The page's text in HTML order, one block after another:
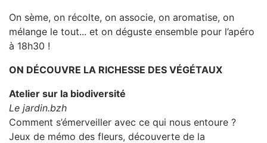
On sème, on récolte, on associe, on aromatise, on
mélange le tout... et on déguste ensemble pour l’apéro
à 18h30 !
ON DÉCOUVRE LA RICHESSE DES VÉGÉTAUX
Atelier sur la biodiversité
Le jardin.bzh
Comment s’émerveiller avec ce qui nous entoure ?
Jeux de mémo des fleurs, découverte de la